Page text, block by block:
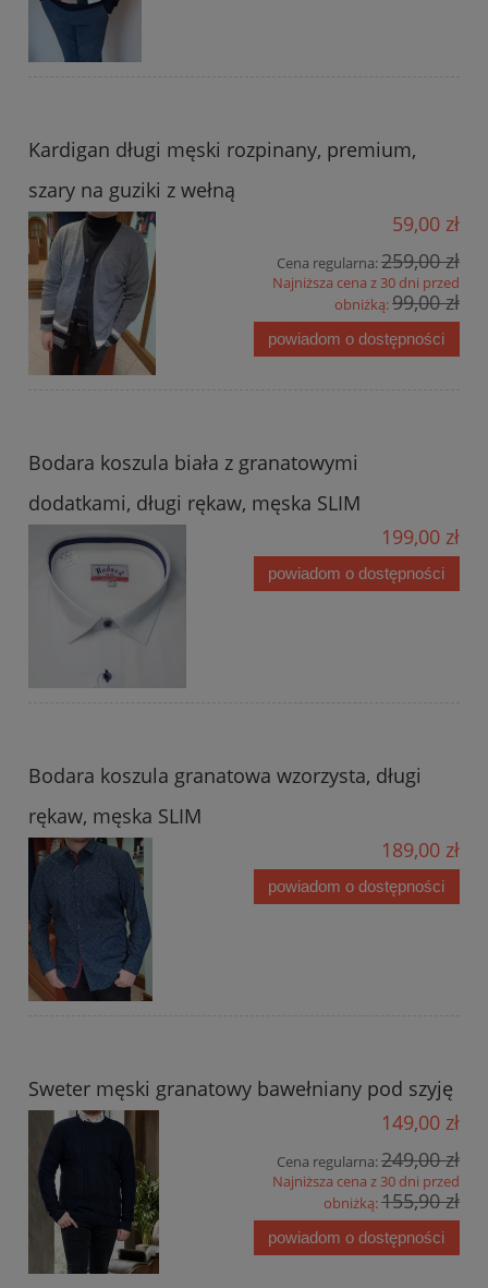
Kardigan długi męski rozpinany, premium,
szary na guziki z wełną
59,00 zł
Cena regularna:259,00 zł
Najniższa cena z 30 dni przed
obniżką:99,00 zł
powiadom o dostępności
Bodara koszula biała z granatowymi
dodatkami, długi rękaw, męska SLIM
199,00 zł
powiadom o dostępności
Bodara koszula granatowa wzorzysta, długi
rękaw, męska SLIM
189,00 zł
powiadom o dostępności
Sweter męski granatowy bawełniany pod szyję
149,00 zł
Cena regularna:249,00 zł
Najniższa cena z 30 dni przed
obniżką:155,90 zł
powiadom o dostępności